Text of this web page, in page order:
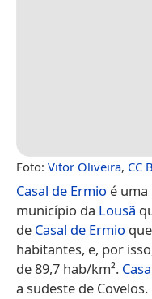
Foto: Vitor Oliveira, CC
Casal de Ermio é uma
município da Lousã
de Casal de Ermio
habitantes, e, por
de 89,7 hab/km².
a sudeste de Covelos.